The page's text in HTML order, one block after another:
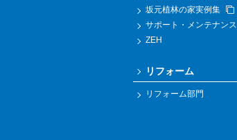
坂元植林の家実例集
サポート・メンテナンス
ZEH
リフォーム
リフォーム部門